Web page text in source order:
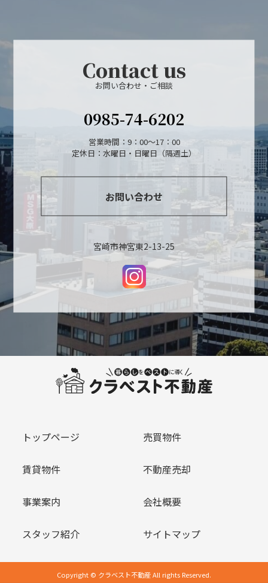
Contact us
お問い合わせ・ご相談
0985-74-6202
営業時間：9：00～17：00
定休日：水曜日・日曜日（隔週土）
お問い合わせ
宮崎市神宮東2-13-25
トップページ 売買物件
賃貸物件 不動産売却
事業案内 会社概要
スタッフ紹介 サイトマップ
Copyright © クラベスト不動産 All rights Reserved.